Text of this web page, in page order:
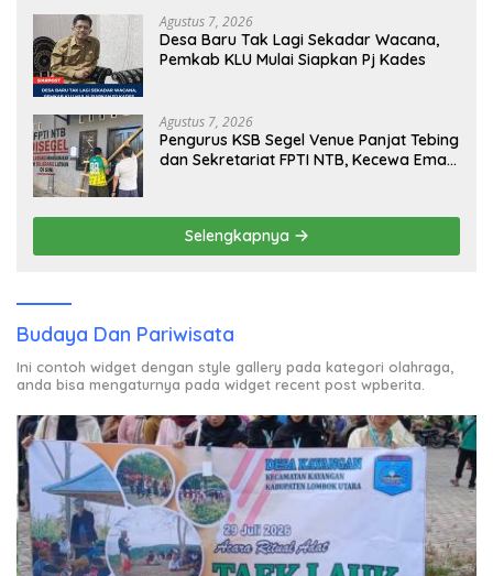
Agustus 7, 2026
Desa Baru Tak Lagi Sekadar Wacana,
Pemkab KLU Mulai Siapkan Pj Kades
Agustus 7, 2026
Pengurus KSB Segel Venue Panjat Tebing
dan Sekretariat FPTI NTB, Kecewa Emas
Selengkapnya
Budaya Dan Pariwisata
Ini contoh widget dengan style gallery pada kategori olahraga,
anda bisa mengaturnya pada widget recent post wpberita.